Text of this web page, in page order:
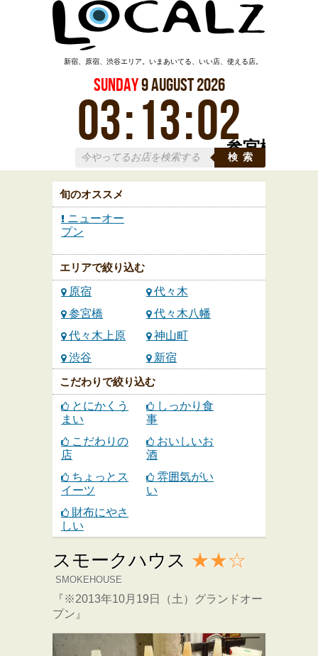
参宮橋
新宿、原宿、渋谷エリア。いまあいてる、いい店、使える店。
Sunday9August2026
03:13:03
検索
旬のオススメ
ニューオー
プン
エリアで絞り込む
原宿
代々木
参宮橋
代々木八幡
代々木上原
神山町
渋谷
新宿
こだわりで絞り込む
とにかくう
まい
しっかり食
事
こだわりの
店
おいしいお
酒
ちょっとス
イーツ
雰囲気がい
い
財布にやさ
しい
スモークハウス ★★☆
SMOKEHOUSE
『※2013年10月19日（土）グランドオー
プン』